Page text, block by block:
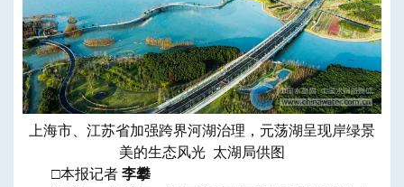
上海市、江苏省加强跨界河湖治理，元荡湖呈现岸绿景
美的生态风光 太湖局供图
□本报记者 李攀